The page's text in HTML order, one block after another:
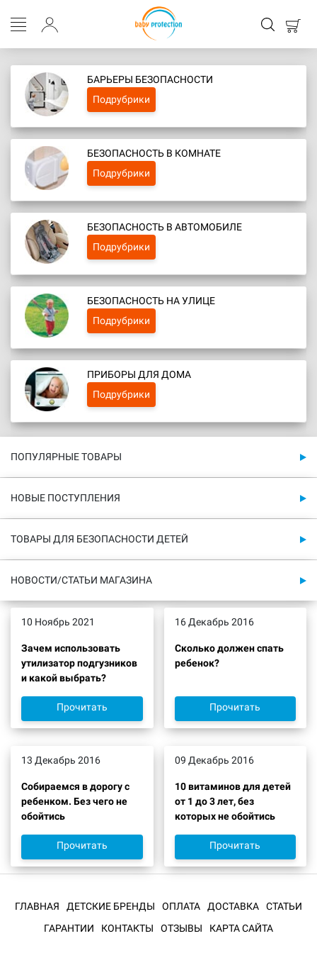
БАРЬЕРЫ БЕЗОПАСНОСТИ
Подрубрики
БЕЗОПАСНОСТЬ В КОМНАТЕ
Подрубрики
БЕЗОПАСНОСТЬ В АВТОМОБИЛЕ
Подрубрики
БЕЗОПАСНОСТЬ НА УЛИЦЕ
Подрубрики
ПРИБОРЫ ДЛЯ ДОМА
Подрубрики
ПОПУЛЯРНЫЕ ТОВАРЫ
НОВЫЕ ПОСТУПЛЕНИЯ
ТОВАРЫ ДЛЯ БЕЗОПАСНОСТИ ДЕТЕЙ
НОВОСТИ/СТАТЬИ МАГАЗИНА
10 Ноябрь 2021
Зачем использовать
утилизатор подгузников
и какой выбрать?
Прочитать
16 Декабрь 2016
Сколько должен спать
ребенок?
Прочитать
13 Декабрь 2016
Собираемся в дорогу с
ребенком. Без чего не
обойтись
Прочитать
09 Декабрь 2016
10 витаминов для детей
от 1 до 3 лет, без
которых не обойтись
Прочитать
ГЛАВНАЯ ДЕТСКИЕ БРЕНДЫ ОПЛАТА ДОСТАВКА
СТАТЬИ
ГАРАНТИИ
КОНТАКТЫ ОТЗЫВЫ КАРТА САЙТА